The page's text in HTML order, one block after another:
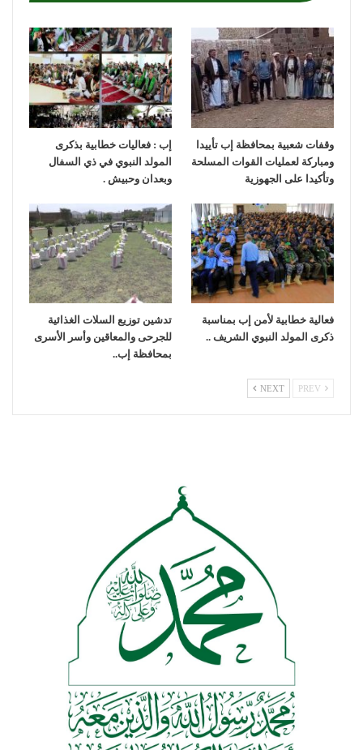
وقفات شعبية بمحافظة إب تأييدا
ومباركة لعمليات القوات المسلحة
وتأكيدا على الجهوزية
إب : فعاليات خطابية بذكرى
المولد النبوي في ذي السفال
وبعدان وحبيش .
فعالية خطابية لأمن إب بمناسبة
ذكرى المولد النبوي الشريف ..
تدشين توزيع السلات الغذائية
للجرحى والمعاقين وأسر الأسرى
بمحافظة إب..
NEXT